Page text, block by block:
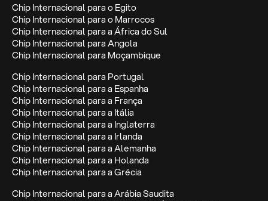
Chip Internacional para o Egito
Chip Internacional para o Marrocos
Chip Internacional para a África do Sul
Chip Internacional para Angola
Chip Internacional para Moçambique
Chip Internacional para Portugal
Chip Internacional para a Espanha
Chip Internacional para a França
Chip Internacional para a Itália
Chip Internacional para a Inglaterra
Chip Internacional para a Irlanda
Chip Internacional para a Alemanha
Chip Internacional para a Holanda
Chip Internacional para a Grécia
Chip Internacional para a Arábia Saudita